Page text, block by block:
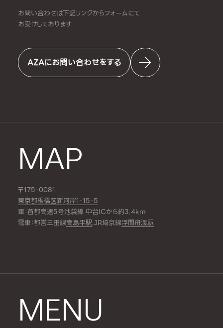
お問い合わせは下記リンクからフォームにて
お受けしております
AZAにお問い合わせをする
MAP
〒175-0081
東京都板橋区新河岸1-15-5
車：首都高速5号池袋線 中台ICから約3.4km
電車：都営三田線高島平駅,JR埼京線浮間舟渡駅
MENU